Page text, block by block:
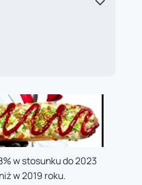
w stosunku do 2023
w 2019 roku.